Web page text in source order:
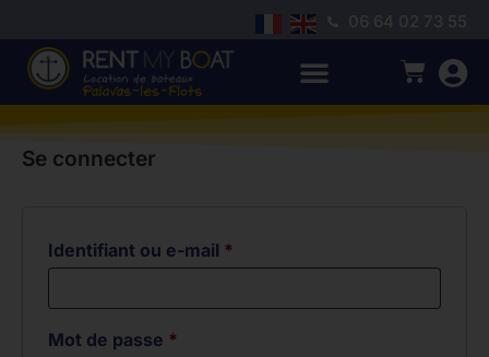
06 64 02 73 55
Se connecter
Identifiant ou e-mail *
Mot de passe *